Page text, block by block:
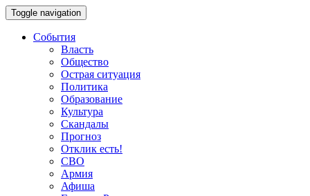
Toggle navigation
События
Власть
Общество
Острая ситуация
Политика
Образование
Культура
Скандалы
Прогноз
Отклик есть!
СВО
Армия
Афиша